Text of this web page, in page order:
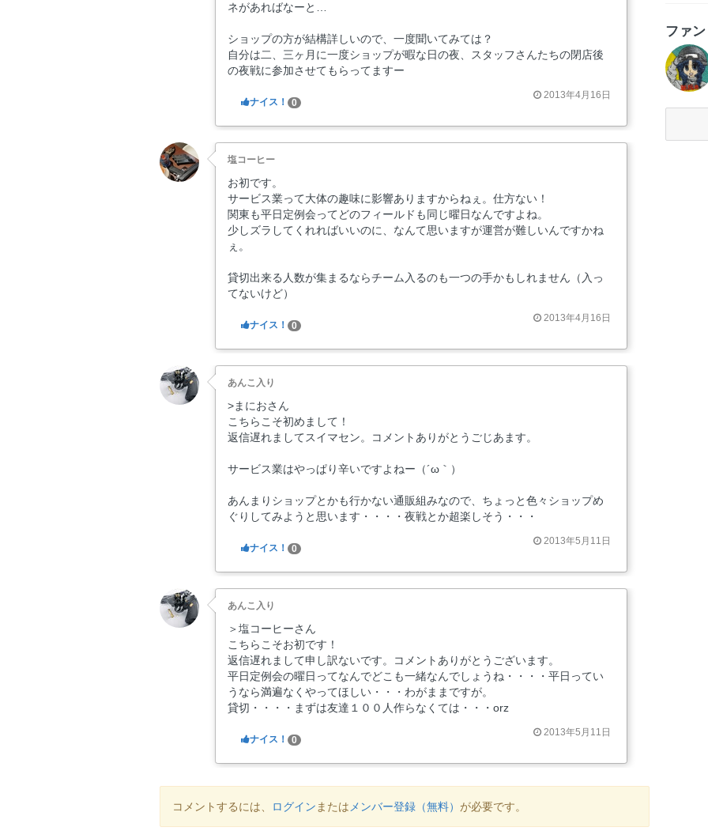
ネがあればなーと…
ショップの方が結構詳しいので、一度聞いてみては？
自分は二、三ヶ月に一度ショップが暇な日の夜、スタッフさんたちの閉店後
の夜戦に参加させてもらってますー
2013年4月16日
ナイス！ 0
塩コーヒー
お初です。
サービス業って大体の趣味に影響ありますからねぇ。仕方ない！
関東も平日定例会ってどのフィールドも同じ曜日なんですよね。
少しズラしてくれればいいのに、なんて思いますが運営が難しいんですかね
ぇ。
貸切出来る人数が集まるならチーム入るのも一つの手かもしれません（入っ
てないけど）
2013年4月16日
ナイス！ 0
あんこ入り
>まにおさん
こちらこそ初めまして！
返信遅れましてスイマセン。コメントありがとうごじあます。
サービス業はやっぱり辛いですよねー（´ω｀）
あんまりショップとかも行かない通販組みなので、ちょっと色々ショップめ
ぐりしてみようと思います・・・・夜戦とか超楽しそう・・・
2013年5月11日
ナイス！ 0
あんこ入り
＞塩コーヒーさん
こちらこそお初です！
返信遅れまして申し訳ないです。コメントありがとうございます。
平日定例会の曜日ってなんでどこも一緒なんでしょうね・・・・平日ってい
うなら満遍なくやってほしい・・・わがままですが。
貸切・・・・まずは友達１００人作らなくては・・・orz
2013年5月11日
ナイス！ 0
コメントするには、 ログイン または メンバー登録（無料） が必要です。
ファン